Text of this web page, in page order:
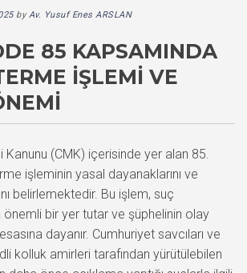
byAv. Yusuf Enes ARSLAN
85 KAPSAMINDA
İŞLEMI VE
Kanunu (CMK) içerisinde yer alan 85.
işleminin yasal dayanaklarını ve
belirlemektedir. Bu işlem, suç
önemli bir yer tutar ve şüphelinin olay
dayanır. Cumhuriyet savcıları ve
kolluk amirleri tarafından yürütülebilen